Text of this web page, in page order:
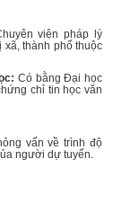
viên pháp lý
xã, thành phố thuộc
Có bằng Đại học
chỉ tin học văn
vấn về trình độ
người dự tuyển.